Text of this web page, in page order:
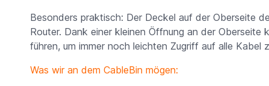
Besonders praktisch: Der Deckel auf der Oberseite
Router. Dank einer kleinen Öffnung an der
führen, um immer noch leichten Zugriff auf alle Kabel
Was wir an dem CableBin mögen: